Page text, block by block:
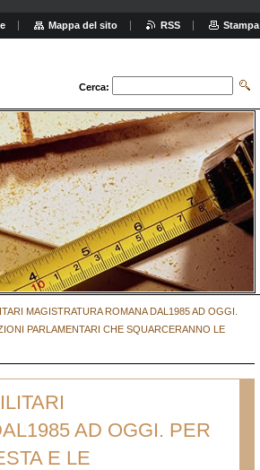
Cerca:
MAGISTRATURA ROMANA DAL1985 AD OGGI.
PARLAMENTARI CHE SQUARCERANNO LE
AD OGGI. PER
E LE
Mappa del sito RSS Stampa